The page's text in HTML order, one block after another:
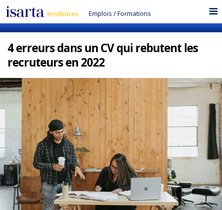
Emplois /Formations
4 erreurs dans un CV qui rebutent les
recruteurs en 2022